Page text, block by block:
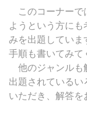
このコーナーで
ようという方に
みを出題していま
手順も書いてみて
他のジャンルも
出題されているい
いただき、解答を